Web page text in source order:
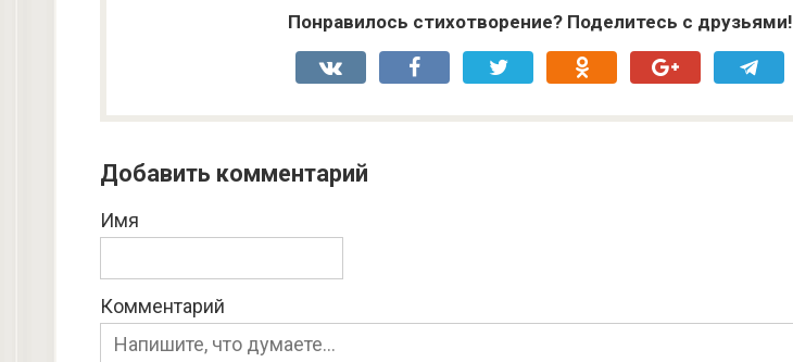
Понравилось стихотворение? Поделитесь с друзьями!
Добавить комментарий
Имя
Комментарий